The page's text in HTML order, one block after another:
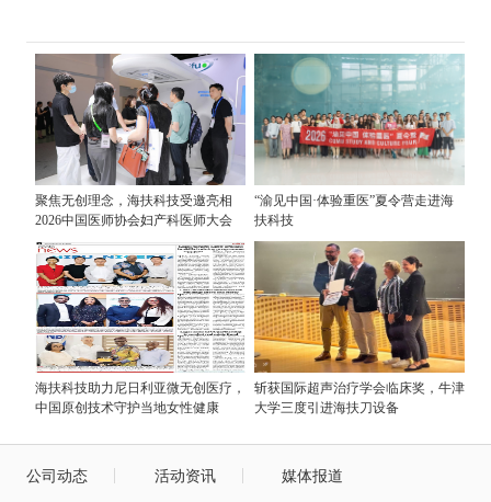
聚焦无创理念，海扶科技受邀亮相
2026中国医师协会妇产科医师大会
“渝见中国·体验重医”夏令营走进海
扶科技
海扶科技助力尼日利亚微无创医疗，
中国原创技术守护当地女性健康
斩获国际超声治疗学会临床奖，牛津
大学三度引进海扶刀设备
公司动态 活动资讯 媒体报道